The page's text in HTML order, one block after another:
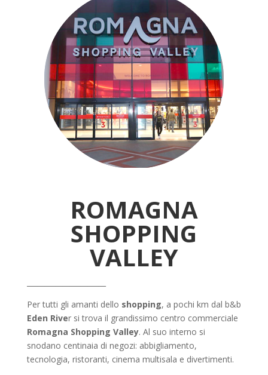
ROMAGNA
SHOPPING
VALLEY
Per tutti gli amanti dello shopping, a pochi km dal b&b
Eden River si trova il grandissimo centro commerciale
Romagna Shopping Valley. Al suo interno si
snodano centinaia di negozi: abbigliamento,
tecnologia, ristoranti, cinema multisala e divertimenti.